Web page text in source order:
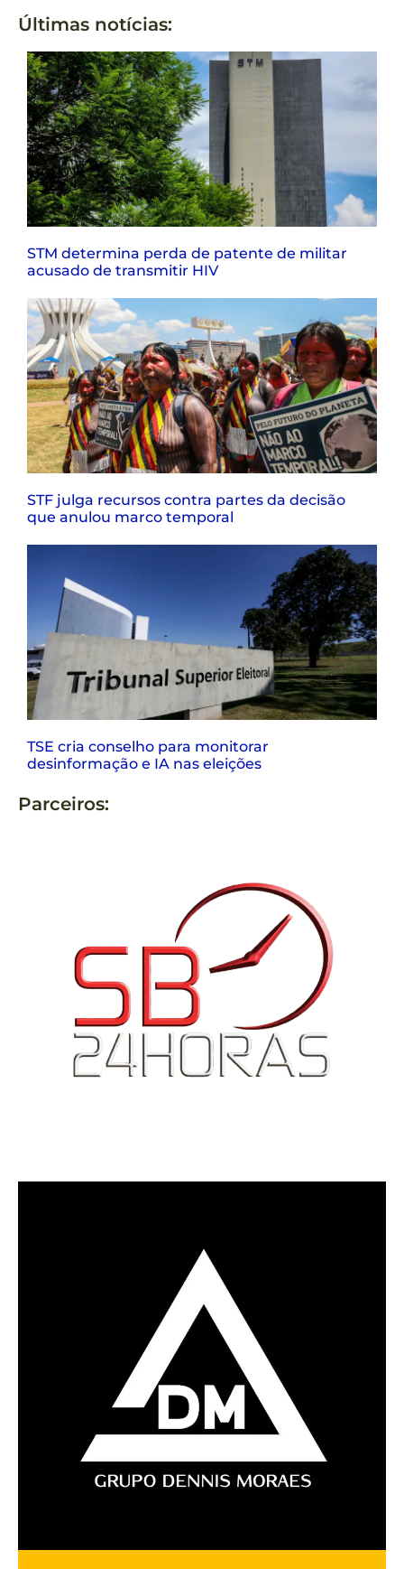
Últimas notícias:
STM determina perda de patente de militar
acusado de transmitir HIV
STF julga recursos contra partes da decisão
que anulou marco temporal
TSE cria conselho para monitorar
desinformação e IA nas eleições
Parceiros: